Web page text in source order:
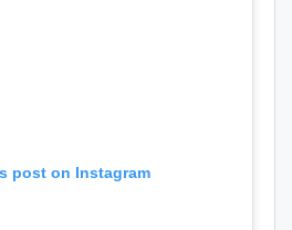
post on Instagram